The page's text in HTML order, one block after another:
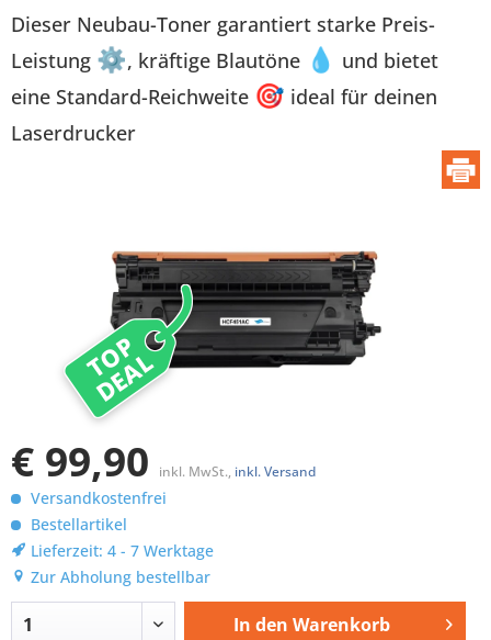
Dieser Neubau-Toner garantiert starke Preis-
Leistung ⚙, kräftige Blautöne 💧 und bietet
eine Standard-Reichweite 🎯 ideal für deinen
Laserdrucker
TOP
DEAL
€ 99,90 inkl. MwSt., inkl. Versand
Versandkostenfrei
Bestellartikel
Lieferzeit: 4 - 7 Werktage
Zur Abholung bestellbar
In den Warenkorb